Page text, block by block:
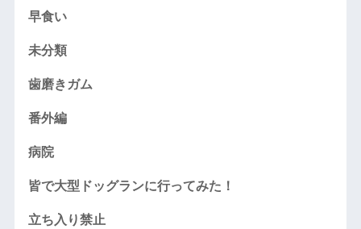
早食い
未分類
歯磨きガム
番外編
病院
皆で大型ドッグランに行ってみた！
立ち入り禁止